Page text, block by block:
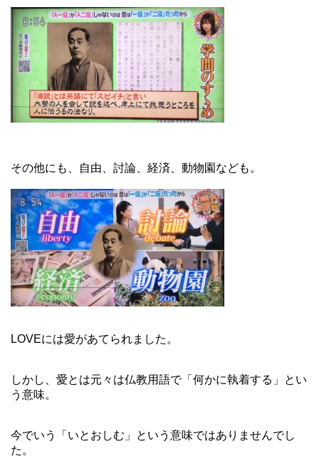
その他にも、自由、討論、経済、動物園なども。
LOVEには愛があてられました。
しかし、愛とは元々は仏教用語で「何かに執着する」とい
う意味。
今でいう「いとおしむ」という意味ではありませんでし
た。